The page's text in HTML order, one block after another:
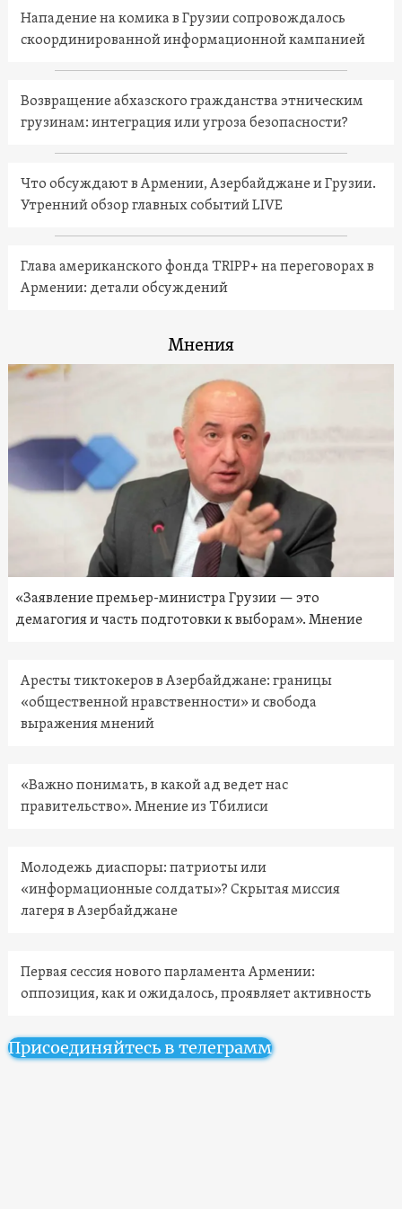
Нападение на комика в Грузии сопровождалось
скоординированной информационной кампанией
Возвращение абхазского гражданства этническим
грузинам: интеграция или угроза безопасности?
Что обсуждают в Армении, Азербайджане и Грузии.
Утренний обзор главных событий LIVE
Глава американского фонда TRIPP+ на переговорах в
Армении: детали обсуждений
Мнения
«Заявление премьер-министра Грузии — это
демагогия и часть подготовки к выборам». Мнение
Аресты тиктокеров в Азербайджане: границы
«общественной нравственности» и свобода
выражения мнений
«Важно понимать, в какой ад ведет нас
правительство». Мнение из Тбилиси
Молодежь диаспоры: патриоты или
«информационные солдаты»? Скрытая миссия
лагеря в Азербайджане
Первая сессия нового парламента Армении:
оппозиция, как и ожидалось, проявляет активность
Присоединяйтесь в телеграмм